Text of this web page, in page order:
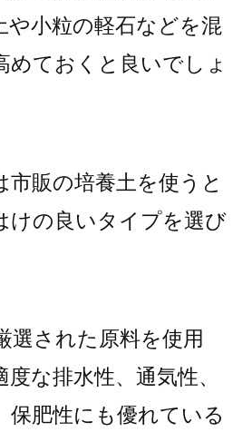
や小粒の軽石などを混
めておくと良いでしょ
市販の培養土を使うと
けの良いタイプを選び
選された原料を使用
な排水性、通気性、
保肥性にも優れている